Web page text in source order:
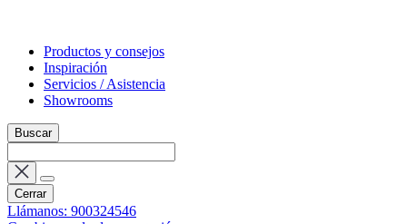
Productos y consejos
Inspiración
Servicios / Asistencia
Showrooms
Buscar
Cerrar
Llámanos: 900324546